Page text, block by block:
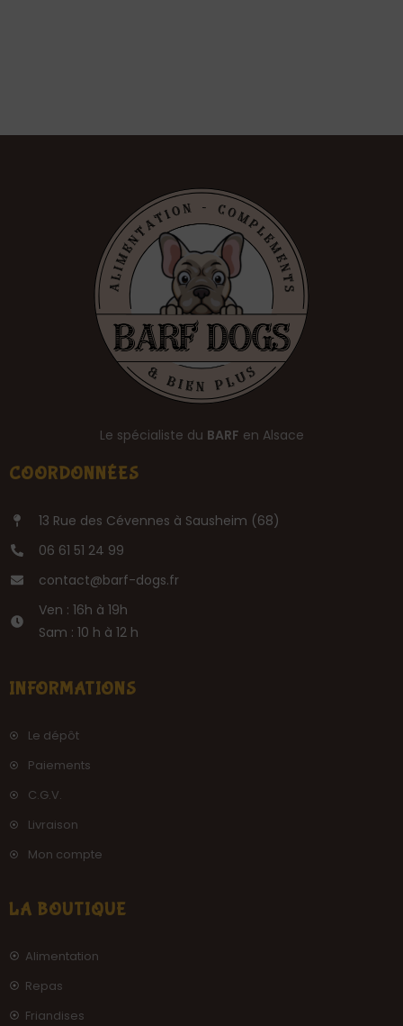
Le spécialiste du BARF en Alsace
COORDONNÉES
13 Rue des Cévennes à Sausheim (68)
06 61 51 24 99
contact@barf-dogs.fr
Ven : 16h à 19h
Sam : 10 h à 12 h
INFORMATIONS
Le dépôt
Paiements
C.G.V.
Livraison
Mon compte
LA BOUTIQUE
Alimentation
Repas
Friandises